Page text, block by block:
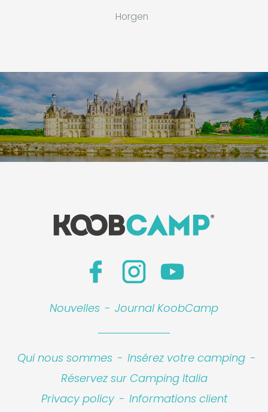
Horgen
Nouvelles - Journal KoobCamp
Qui nous sommes - Insérez votre camping -
Réservez sur Camping Italia
Privacy policy - Informations client